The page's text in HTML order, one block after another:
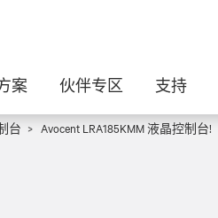
案 伙伴专区 支持
台 Avocent LRA185KMM 液晶控制台!